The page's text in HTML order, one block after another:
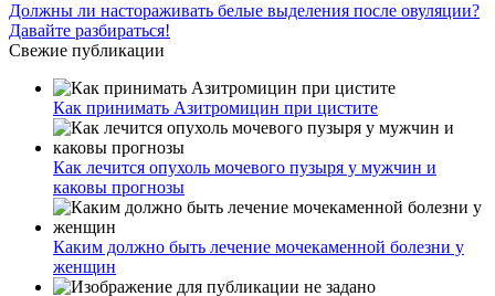
Должны ли настораживать белые выделения после овуляции?
Давайте разбираться!
Свежие публикации
Как принимать Азитромицин при цистите
Как лечится опухоль мочевого пузыря у мужчин и
каковы прогнозы
Каким должно быть лечение мочекаменной болезни у
женщин